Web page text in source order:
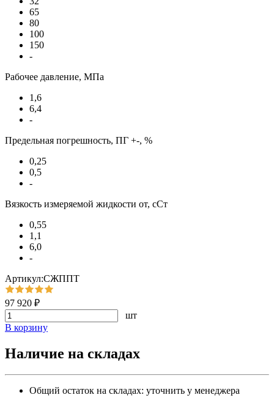
65
80
100
150
-
Рабочее давление, МПа
1,6
6,4
-
Предельная погрешность, ПГ +-, %
0,25
0,5
-
Вязкость измеряемой жидкости от, сСт
0,55
1,1
6,0
-
Артикул:СЖППТ
97 920 ₽
шт
В корзину
Наличие на складах
Общий остаток на складах: уточнить у менеджера